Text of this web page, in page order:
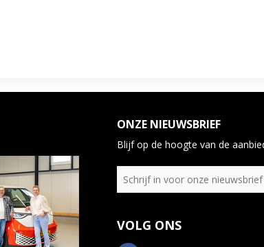
ONZE NIEUWSBRIEF
Blijf op de hoogte van de
VOLG ONS